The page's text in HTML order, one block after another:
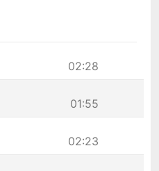
02:28
01:55
02:23